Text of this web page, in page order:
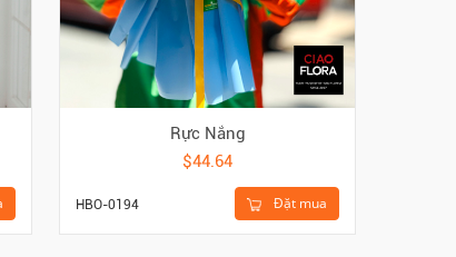
Rực Nắng
$44.64
Đặt mua
HBO-0194